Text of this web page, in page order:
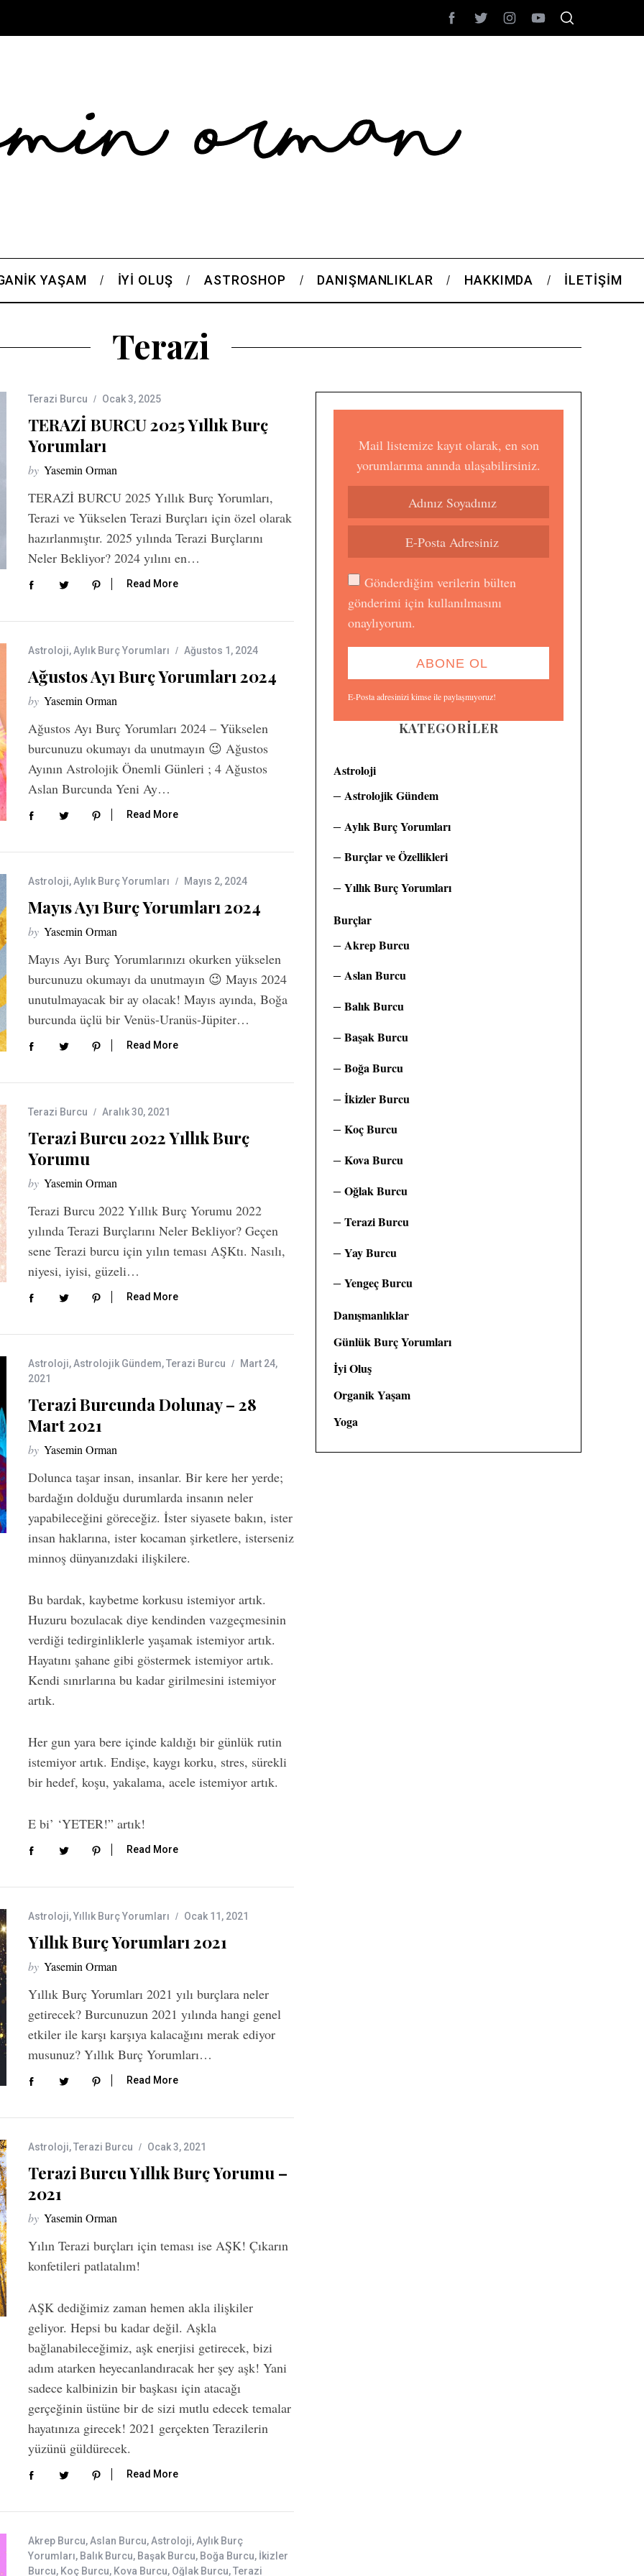
YAŞAM İYI OLUŞ ASTROSHOP DANIŞMANLIKLAR HAKKIMDA İLETIŞIM
Terazi
Terazi Burcu Ocak 3, 2025
TERAZİ BURCU 2025 Yıllık Burç
Yorumları
by Yasemin Orman
TERAZİ BURCU 2025 Yıllık Burç Yorumları,
Terazi ve Yükselen Terazi Burçları için özel olarak
hazırlanmıştır. 2025 yılında Terazi Burçlarını
Neler Bekliyor? 2024 yılını en…
Read More
Astroloji,Aylık Burç Yorumları Ağustos 1, 2024
Ağustos Ayı Burç Yorumları 2024
by Yasemin Orman
Ağustos Ayı Burç Yorumları 2024 – Yükselen
burcunuzu okumayı da unutmayın 😉 Ağustos
Ayının Astrolojik Önemli Günleri ; 4 Ağustos
Aslan Burcunda Yeni Ay…
Read More
Astroloji,Aylık Burç Yorumları Mayıs 2, 2024
Mayıs Ayı Burç Yorumları 2024
by Yasemin Orman
Mayıs Ayı Burç Yorumlarınızı okurken yükselen
burcunuzu okumayı da unutmayın 😉 Mayıs 2024
unutulmayacak bir ay olacak! Mayıs ayında, Boğa
burcunda üçlü bir Venüs-Uranüs-Jüpiter…
Read More
Terazi Burcu Aralık 30, 2021
Terazi Burcu 2022 Yıllık Burç
Yorumu
by Yasemin Orman
Terazi Burcu 2022 Yıllık Burç Yorumu 2022
yılında Terazi Burçlarını Neler Bekliyor? Geçen
sene Terazi burcu için yılın teması AŞKtı. Nasılı,
niyesi, iyisi, güzeli…
Read More
Astroloji,Astrolojik Gündem,Terazi Burcu
Mart 24,
2021
Terazi Burcunda Dolunay – 28
Mart 2021
by Yasemin Orman
Dolunca taşar insan, insanlar. Bir kere her yerde;
bardağın dolduğu durumlarda insanın neler
yapabileceğini göreceğiz. İster siyasete bakın, ister
insan haklarına, ister kocaman şirketlere, isterseniz
minnoş dünyanızdaki ilişkilere.
Bu bardak, kaybetme korkusu istemiyor artık.
Huzuru bozulacak diye kendinden vazgeçmesinin
verdiği tedirginliklerle yaşamak istemiyor artık.
Hayatını şahane gibi göstermek istemiyor artık.
Kendi sınırlarına bu kadar girilmesini istemiyor
artık.
Her gun yara bere içinde kaldığı bir günlük rutin
istemiyor artık. Endişe, kaygı korku, stres, sürekli
bir hedef, koşu, yakalama, acele istemiyor artık.
E bi’ ‘YETER!” artık!
Read More
Astroloji,Yıllık Burç Yorumları Ocak 11, 2021
Yıllık Burç Yorumları 2021
by Yasemin Orman
Yıllık Burç Yorumları 2021 yılı burçlara neler
getirecek? Burcunuzun 2021 yılında hangi genel
etkiler ile karşı karşıya kalacağını merak ediyor
musunuz? Yıllık Burç Yorumları…
Read More
Astroloji,Terazi Burcu Ocak 3, 2021
Terazi Burcu Yıllık Burç Yorumu –
2021
by Yasemin Orman
Yılın Terazi burçları için teması ise AŞK! Çıkarın
konfetileri patlatalım!
AŞK dediğimiz zaman hemen akla ilişkiler
geliyor. Hepsi bu kadar değil. Aşkla
bağlanabileceğimiz, aşk enerjisi getirecek, bizi
adım atarken heyecanlandıracak her şey aşk! Yani
sadece kalbinizin bir başkası için atacağı
gerçeğinin üstüne bir de sizi mutlu edecek temalar
hayatınıza girecek! 2021 gerçekten Terazilerin
yüzünü güldürecek.
Read More
Akrep Burcu,Aslan Burcu,Astroloji,Aylık Burç
Yorumları, Balık Burcu, Başak Burcu, Boğa Burcu, İkizler
Burcu, Koç Burcu, Kova Burcu, Oğlak Burcu,Terazi
Mail listemize kayıt olarak, en son
yorumlarıma anında ulaşabilirsiniz.
Gönderdiğim verilerin bülten
gönderimi için kullanılmasını
onaylıyorum.
E-Posta adresinizi kimse ile paylaşmıyoruz!
KATEGORILER
Astroloji
Astrolojik Gündem
Aylık Burç Yorumları
Burçlar ve Özellikleri
Yıllık Burç Yorumları
Burçlar
Akrep Burcu
Aslan Burcu
Balık Burcu
Başak Burcu
Boğa Burcu
İkizler Burcu
Koç Burcu
Kova Burcu
Oğlak Burcu
Terazi Burcu
Yay Burcu
Yengeç Burcu
Danışmanlıklar
Günlük Burç Yorumları
İyi Oluş
Organik Yaşam
Yoga